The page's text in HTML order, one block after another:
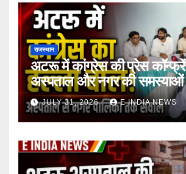
राजस्थान
अटरू में कांग्रेस की प्रेस
अस्पताल और नगर की समस्याओं
सवाल
JULY 31, 2026 E INDIA NEWS